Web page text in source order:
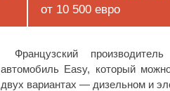
от 10 500 евро
Французский
автомобиль Easy, который
двух вариантах — дизельном и